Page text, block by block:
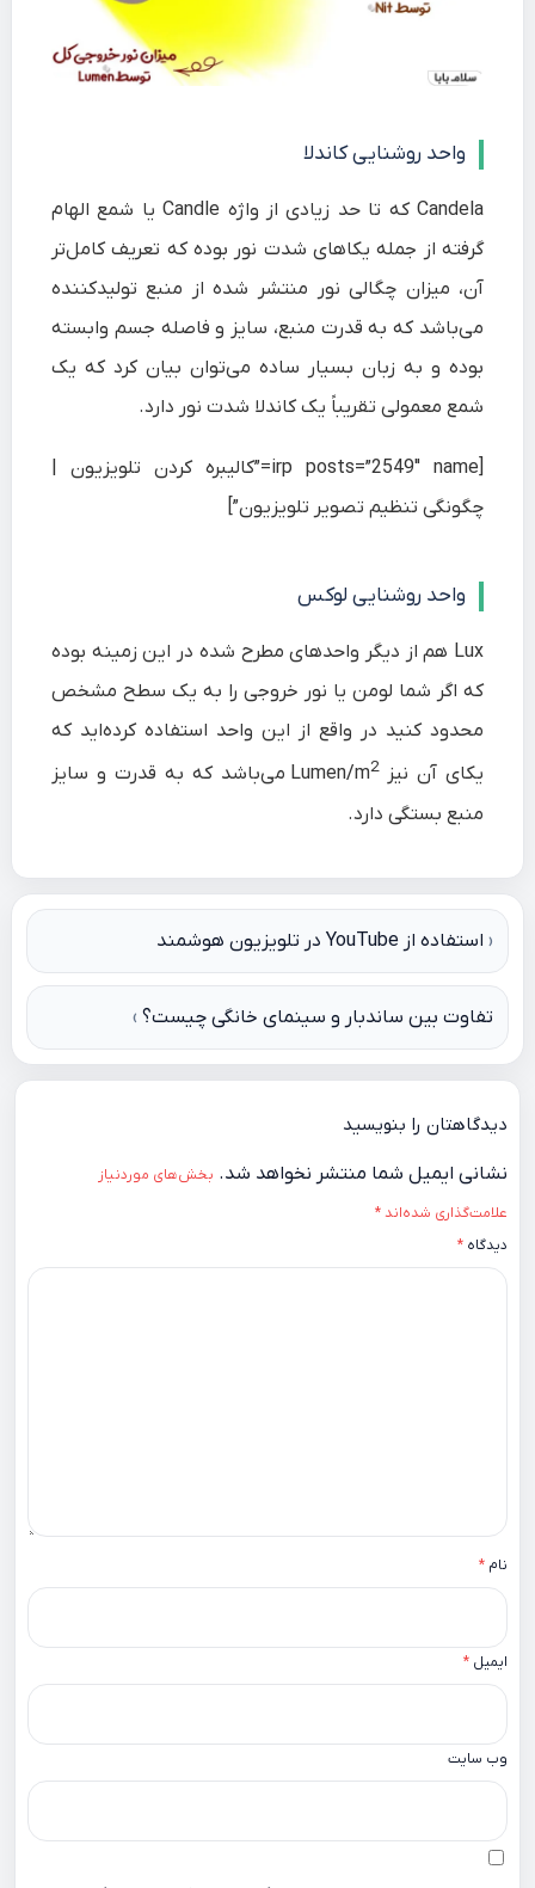
واحد روشنایی کاندلا
Candela که تا حد زیادی از واژه Candle یا شمع الهام
گرفته از جمله یکاهای شدت نور بوده که تعریف کامل‌تر
آن، میزان چگالی نور منتشر شده از منبع تولیدکننده
می‌باشد که به قدرت منبع، سایز و فاصله جسم وابسته
بوده و به زبان بسیار ساده می‌توان بیان کرد که یک
شمع معمولی تقریباً یک کاندلا شدت نور دارد.
[irp posts=”2549″ name=”کالیبره کردن تلویزیون |
چگونگی تنظیم تصویر تلویزیون”]
واحد روشنایی لوکس
Lux هم از دیگر واحدهای مطرح شده در این زمینه بوده
که اگر شما لومن یا نور خروجی را به یک سطح مشخص
محدود کنید در واقع از این واحد استفاده کرده‌اید که
یکای آن نیز Lumen/m2
می‌باشد که به قدرت و سایز
منبع بستگی دارد.
راهبری
نوشته
استفاده از YouTube در تلویزیون هوشمند
تفاوت بین ساندبار و سینمای خانگی چیست؟
دیدگاهتان را بنویسید
نشانی ایمیل شما منتشر نخواهد شد. بخش‌های موردنیاز
علامت‌گذاری شده‌اند*
دیدگاه *
نام *
ایمیل *
وب‌ سایت